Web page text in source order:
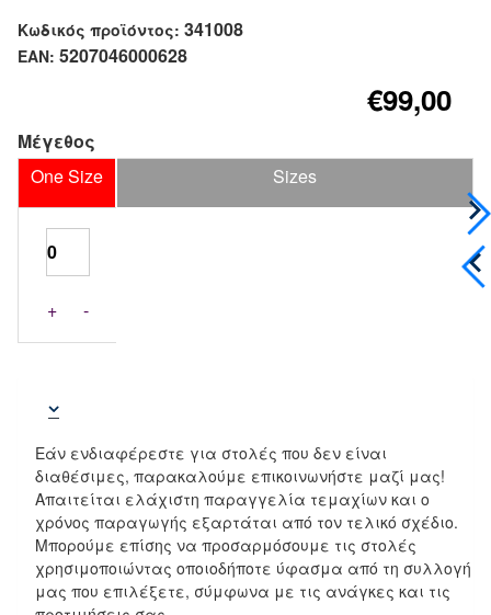
Κωδικός προϊόντος: 341008
EAN: 5207046000628
€99,00
Μέγεθος
One Size
Sizes
+ -
Εάν ενδιαφέρεστε για στολές που δεν είναι
διαθέσιμες, παρακαλούμε επικοινωνήστε μαζί μας!
Απαιτείται ελάχιστη παραγγελία τεμαχίων και ο
χρόνος παραγωγής εξαρτάται από τον τελικό σχέδιο.
Μπορούμε επίσης να προσαρμόσουμε τις στολές
χρησιμοποιώντας οποιοδήποτε ύφασμα από τη συλλογή
μας που επιλέξετε, σύμφωνα με τις ανάγκες και τις